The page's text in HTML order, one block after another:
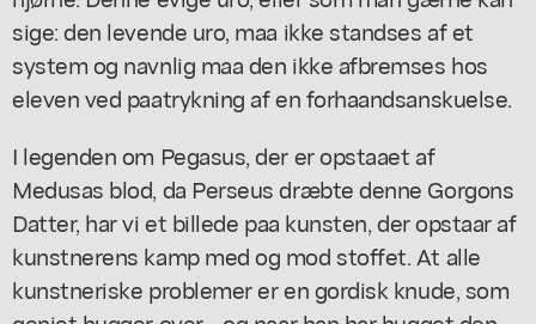
sige: den levende uro, maa ikke standses af et
system og navnlig maa den ikke afbremses hos
eleven ved paatrykning af en forhaandsanskuelse.
I legenden om Pegasus, der er opstaaet af
Medusas blod, da Perseus dræbte denne Gorgons
Datter, har vi et billede paa kunsten, der opstaar af
kunstnerens kamp med og mod stoffet. At alle
kunstneriske problemer er en gordisk knude, som